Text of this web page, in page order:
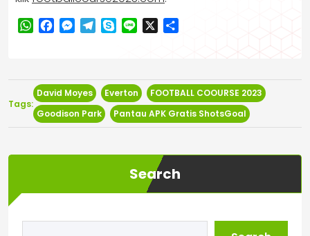
WhatsApp
Facebook
Messenger
Telegram
SkypeLine
Tags:
David Moyes Everton
FOOTBALL COOURSE 2023
Goodison Park
Pantau APK Gratis ShotsGoal
Search